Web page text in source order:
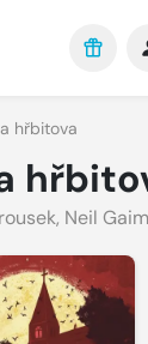
hřbitova
, Neil